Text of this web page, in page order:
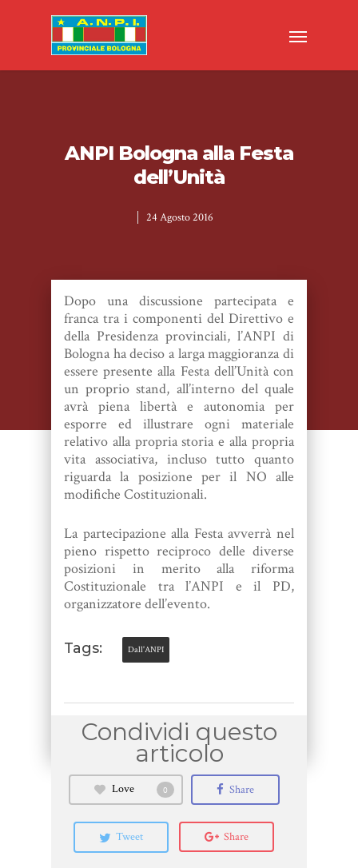
ANPI Bologna alla Festa
dell’Unità
24 Agosto 2016
Dopo una discussione partecipata e
franca tra i componenti del Direttivo e
della Presidenza provinciali, l’ANPI di
Bologna ha deciso a larga maggioranza di
essere presente alla Festa dell’Unità con
un proprio stand, all’interno del quale
avrà piena libertà e autonomia per
esporre ed illustrare ogni materiale
relativo alla propria storia e alla propria
vita associativa, incluso tutto quanto
riguarda la posizione per il NO alle
modifiche Costituzionali.
La partecipazione alla Festa avverrà nel
pieno rispetto reciproco delle diverse
posizioni in merito alla riforma
Costituzionale tra l’ANPI e il PD,
organizzatore dell’evento.
Tags: Dall'ANPI
Love 0 Share
Tweet Share